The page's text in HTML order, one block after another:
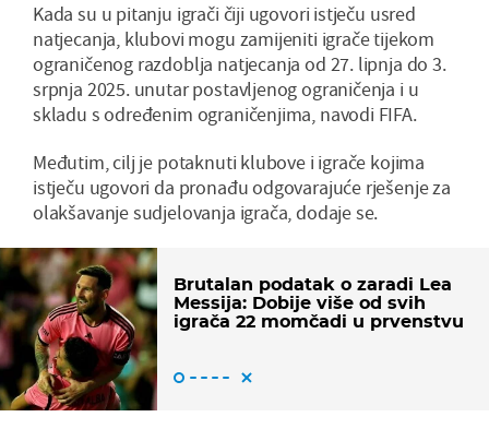
Kada su u pitanju igrači čiji ugovori istječu usred
natjecanja, klubovi mogu zamijeniti igrače tijekom
ograničenog razdoblja natjecanja od 27. lipnja do 3.
srpnja 2025. unutar postavljenog ograničenja i u
skladu s određenim ograničenjima, navodi FIFA.
Međutim, cilj je potaknuti klubove i igrače kojima
istječu ugovori da pronađu odgovarajuće rješenje za
olakšavanje sudjelovanja igrača, dodaje se.
Brutalan podatak o zaradi Lea
Messija: Dobije više od svih
igrača 22 momčadi u prvenstvu